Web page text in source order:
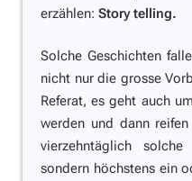
erzählen: Story telling.
Solche Geschichten
nicht nur die grosse
Referat, es geht auch
werden und dann
vierzehntäglich
sondern höchstens ein